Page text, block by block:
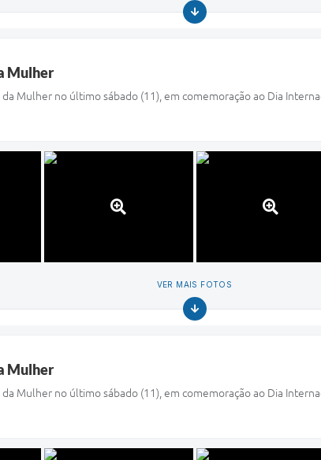
Mulher
Mulher no último sábado (11), em comemoração ao Dia
VER MAIS FOTOS
Mulher
Mulher no último sábado (11), em comemoração ao Dia